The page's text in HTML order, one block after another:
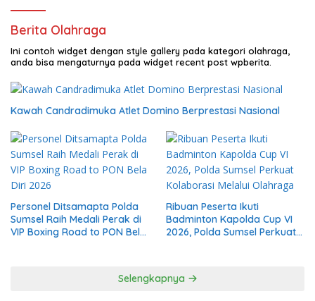
Berita Olahraga
Ini contoh widget dengan style gallery pada kategori olahraga,
anda bisa mengaturnya pada widget recent post wpberita.
Kawah Candradimuka Atlet Domino Berprestasi Nasional
Personel Ditsamapta Polda
Sumsel Raih Medali Perak di
VIP Boxing Road to PON Bela
Ribuan Peserta Ikuti
Badminton Kapolda Cup VI
2026, Polda Sumsel Perkuat
Selengkapnya